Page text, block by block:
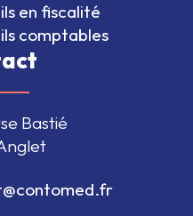
en fiscalité
comptables
Bastié